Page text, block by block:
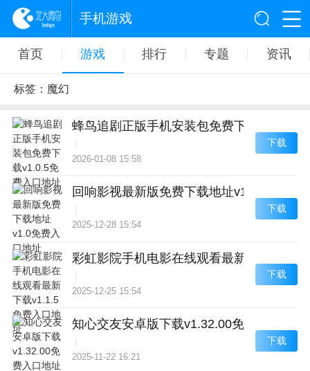
手机游戏
首页 游戏 排行 专题 资讯
标签：魔幻
蜂鸟追剧正版手机安装包免费下载v1.0.5免
2026-01-08 15:58
下载
回响影视最新版免费下载地址v1.0免费入
2025-12-28 15:54
下载
彩虹影院手机电影在线观看最新下载v1.1.5
2025-12-25 15:54
下载
知心交友安卓版下载v1.32.00免费入口地址
2025-11-22 16:21
下载